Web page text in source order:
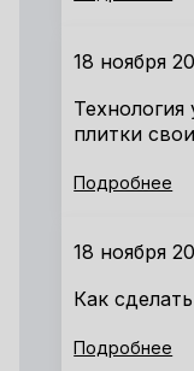
18 ноября
плитки
Подробнее
18 ноября
Как
Подробнее